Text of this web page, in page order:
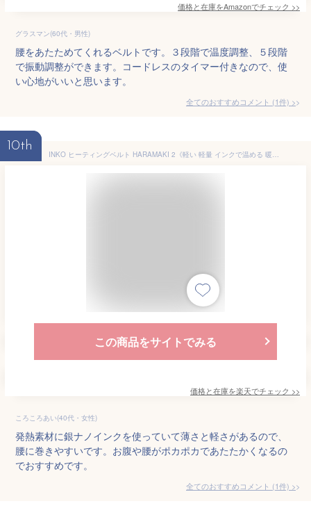
価格と在庫をAmazonでチェック >>
グラスマン(60代・男性)
腰をあたためてくれるベルトです。３段階で温度調整、５段階
で振動調整ができます。コードレスのタイマー付きなので、使
い心地がいいと思います。
全てのおすすめコメント (1件) >
10th
INKO ヒーティングベルト HARAMAKI 2《軽い 軽量 インクで温める 暖房器具 温熱ベルト 寒さ対策 防寒グッズ 温熱 電磁波ほとんど出さない 温活 冷え性》
この商品をサイトでみる
価格と在庫を楽天でチェック >>
ころころあい(40代・女性)
発熱素材に銀ナノインクを使っていて薄さと軽さがあるので、
腰に巻きやすいです。お腹や腰がポカポカであたたかくなるの
でおすすめです。
全てのおすすめコメント (1件) >